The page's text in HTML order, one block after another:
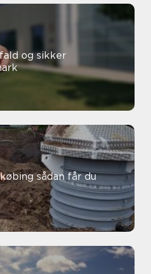
og sikker
får du